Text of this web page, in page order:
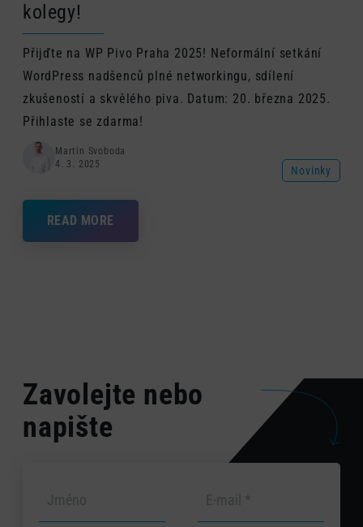
kolegy!
Přijďte na WP Pivo Praha 2025! Neformální setkání
WordPress nadšenců plné networkingu, sdílení
zkušeností a skvělého piva. Datum: 20. března 2025.
Přihlaste se zdarma!
Martin Svoboda
4. 3. 2025
Novinky
READ MORE
Zavolejte nebo
napište